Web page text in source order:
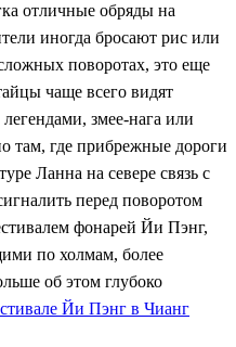
отличные обряды на
иногда бросают рис или
поворотах, это еще
чаще всего видят
змее-нага или
там, где прибрежные дороги
Ланна на севере связь с
перед поворотом
фонарей Йи Пэнг,
по холмам, более
об этом глубоко
Йи Пэнг в Чианг